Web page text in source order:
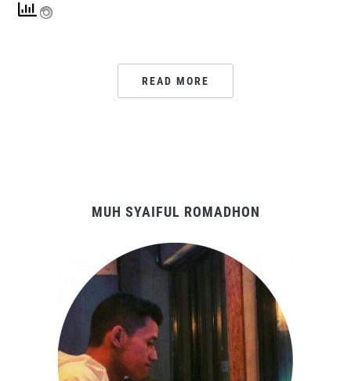
READ MORE
MUH SYAIFUL ROMADHON